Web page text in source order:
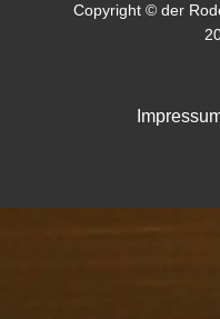
Copyright © der